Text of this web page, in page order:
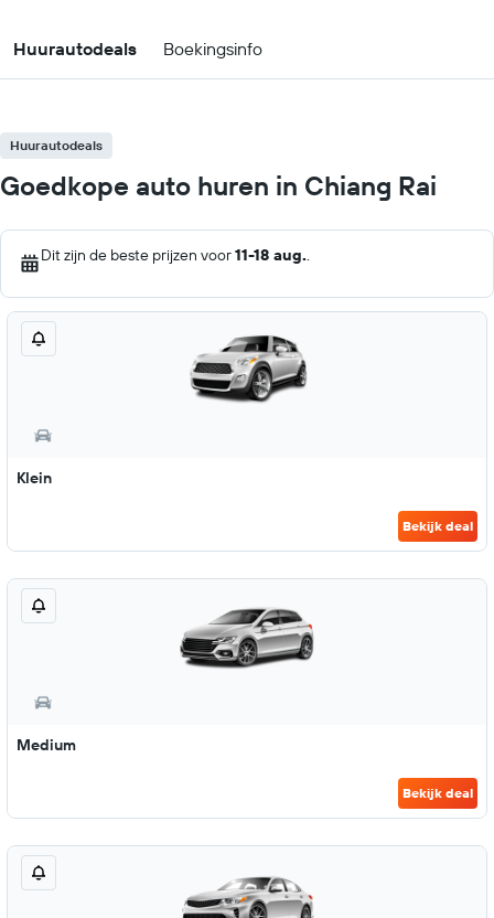
Huurautodeals Boekingsinfo
Huurautodeals
Goedkope auto huren in Chiang Rai
Dit zijn de beste prijzen voor11-18 aug..
Klein
Bekijk deal
Medium
Bekijk deal